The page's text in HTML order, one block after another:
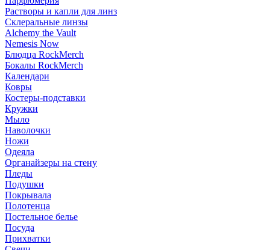
Растворы и капли для линз
Склеральные линзы
Alchemy the Vault
Nemesis Now
Блюдца RockMerch
Бокалы RockMerch
Календари
Ковры
Костеры-подставки
Кружки
Мыло
Наволочки
Ножи
Одеяла
Органайзеры на стену
Пледы
Подушки
Покрывала
Полотенца
Постельное белье
Посуда
Прихватки